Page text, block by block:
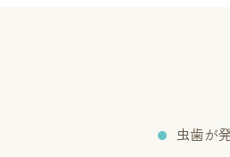
虫歯が